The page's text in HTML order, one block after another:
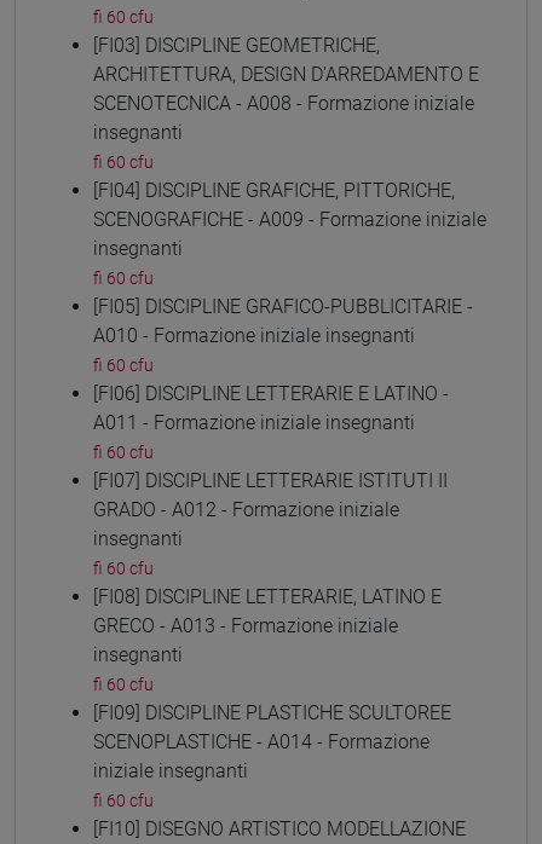
fi 60 cfu
[FI03] DISCIPLINE GEOMETRICHE,
ARCHITETTURA, DESIGN D'ARREDAMENTO E
SCENOTECNICA - A008 - Formazione iniziale
insegnanti
fi 60 cfu
[FI04] DISCIPLINE GRAFICHE, PITTORICHE,
SCENOGRAFICHE - A009 - Formazione iniziale
insegnanti
fi 60 cfu
[FI05] DISCIPLINE GRAFICO-PUBBLICITARIE -
A010 - Formazione iniziale insegnanti
fi 60 cfu
[FI06] DISCIPLINE LETTERARIE E LATINO -
A011 - Formazione iniziale insegnanti
fi 60 cfu
[FI07] DISCIPLINE LETTERARIE ISTITUTI II
GRADO - A012 - Formazione iniziale
insegnanti
fi 60 cfu
[FI08] DISCIPLINE LETTERARIE, LATINO E
GRECO - A013 - Formazione iniziale
insegnanti
fi 60 cfu
[FI09] DISCIPLINE PLASTICHE SCULTOREE
SCENOPLASTICHE - A014 - Formazione
iniziale insegnanti
fi 60 cfu
[FI10] DISEGNO ARTISTICO MODELLAZIONE